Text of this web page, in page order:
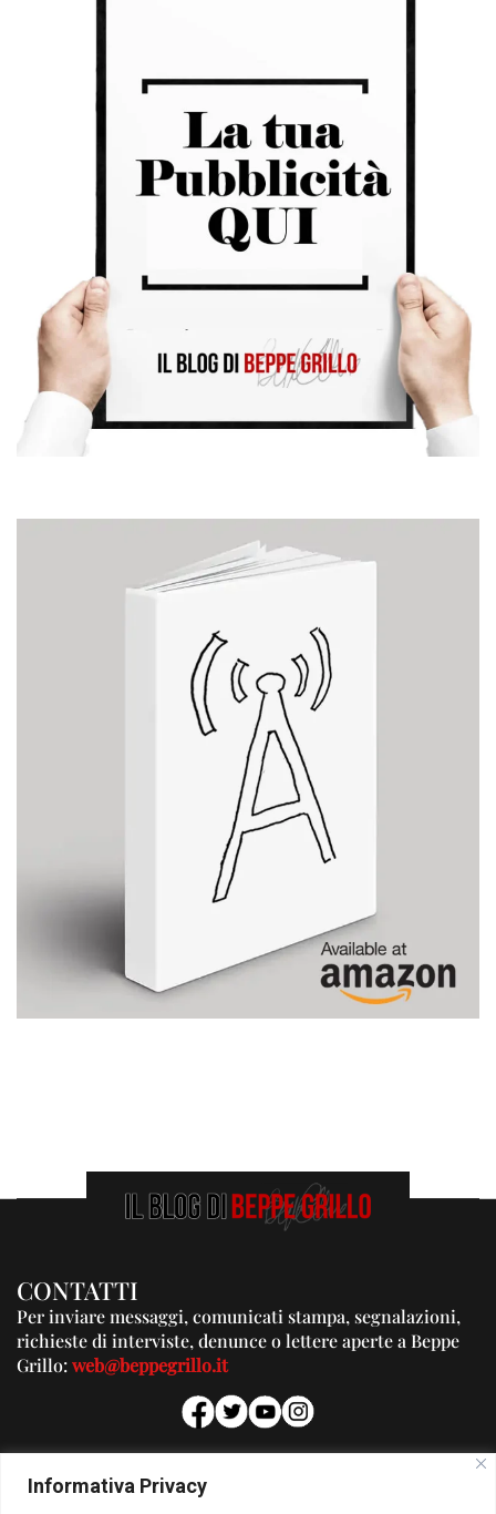
Informativa Privacy
CONTATTI
Per inviare messaggi, comunicati stampa, segnalazioni,
richieste di interviste, denunce o lettere aperte a Beppe
Grillo:web@beppegrillo.it
PUBBLICITA'
Per la tua pubblicità su questo Blog: